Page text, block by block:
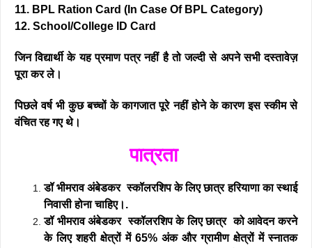
11. BPL Ration Card (In Case Of BPL Category)
12. School/College ID Card
जिन विद्यार्थी के यह प्रमाण पत्र नहीं है तो जल्दी से अपने सभी दस्तावेज़
पूरा कर ले।
पिछले वर्ष भी कुछ बच्चों के कागजात पूरे नहीं होने के कारण इस स्कीम से
वंचित रह गए थे।
पात्रता
डॉ भीमराव अंबेडकर स्कॉलरशिप के लिए छात्र हरियाणा का स्थाई
निवासी होना चाहिए।.
डॉ भीमराव अंबेडकर स्कॉलरशिप के लिए छात्र को आवेदन करने
के लिए शहरी क्षेत्रों में 65% अंक और ग्रामीण क्षेत्रों में स्नातक